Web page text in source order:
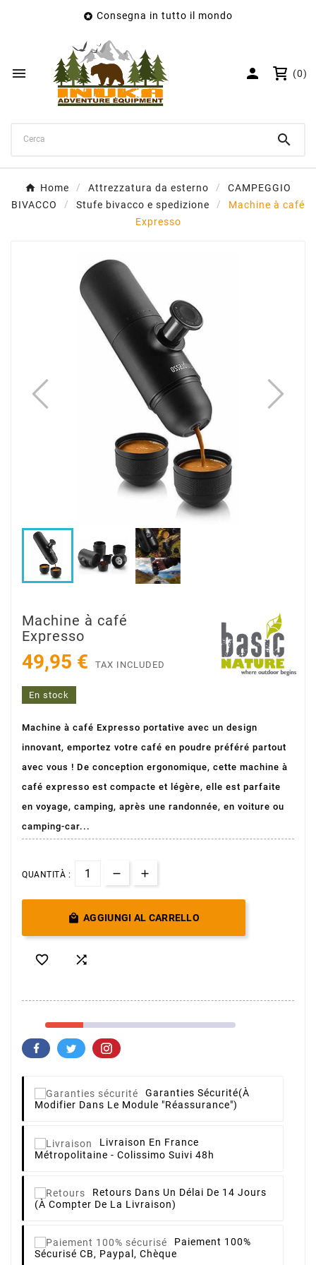
 Consegna in tutto il mondo
  (0)

Home Attrezzatura da esterno
CAMPEGGIO
BIVACCO
Stufe bivacco e spedizione
Machine à café
Expresso
Machine à café
Expresso
49,95 € TAX INCLUDED
En stock
Machine à café Expresso portative avec un design
innovant, emportez votre café en poudre préféré partout
avec vous ! De conception ergonomique, cette machine à
café expresso est compacte et légère, elle est parfaite
en voyage, camping, après une randonnée, en voiture ou
camping-car...
QUANTITÀ :
 AGGIUNGI AL CARRELLO
 
Garanties Sécurité(à
Modifier Dans Le Module "Réassurance")
Livraison En France
Métropolitaine - Colissimo Suivi 48h
Retours Dans Un Délai De 14 Jours
(à Compter De La Livraison)
Paiement 100%
Sécurisé CB, Paypal, Chèque
Nome lista dei desideri